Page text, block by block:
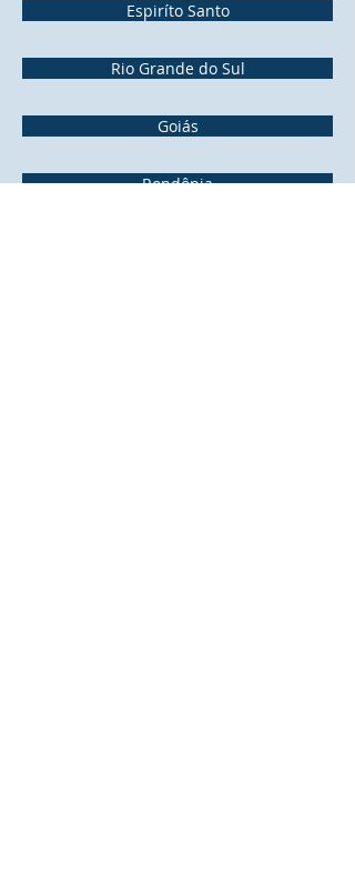
Espiríto Santo
Rio Grande do Sul
Goiás
Rondônia